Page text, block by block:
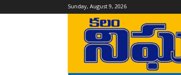
Sunday, August 9, 2026